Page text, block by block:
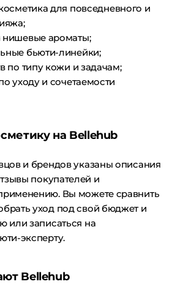
для повседневного и
ароматы;
бьюти-линейки;
по типу кожи и задачам;
уходу и сочетаемости
на Bellehub
и брендов указаны описания
покупателей и
Вы можете сравнить
уход под свой бюджет и
или записаться на
эксперту.
Bellehub